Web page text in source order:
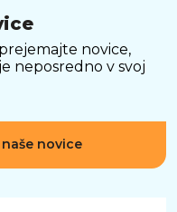
novice,
neposredno v svoj
novice